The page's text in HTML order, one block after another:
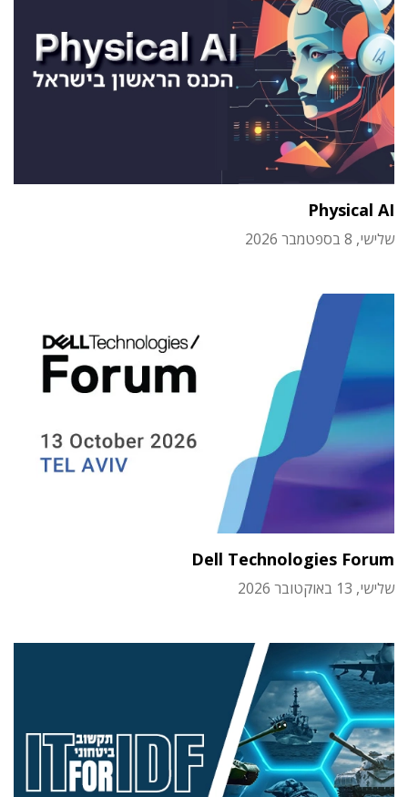
Physical AI
שלישי, 8 בספטמבר 2026
Dell Technologies Forum
שלישי, 13 באוקטובר 2026